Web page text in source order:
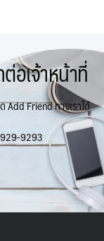
อเจ้าหน้าที่
Add Friend ทางเราได้
9293